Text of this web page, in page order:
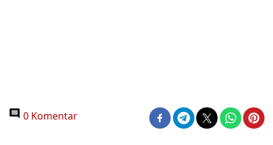
0 Komentar